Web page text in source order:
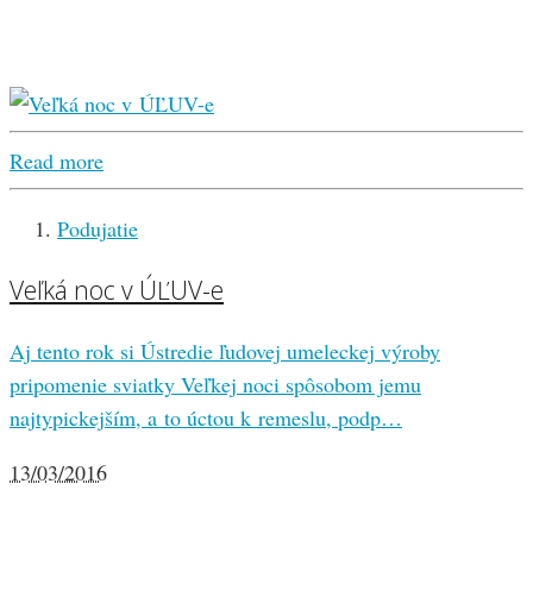
Read more
Podujatie
Veľká noc v ÚĽUV-e
Aj tento rok si Ústredie ľudovej umeleckej výroby
pripomenie sviatky Veľkej noci spôsobom jemu
najtypickejším, a to úctou k remeslu, podp…
13/03/2016